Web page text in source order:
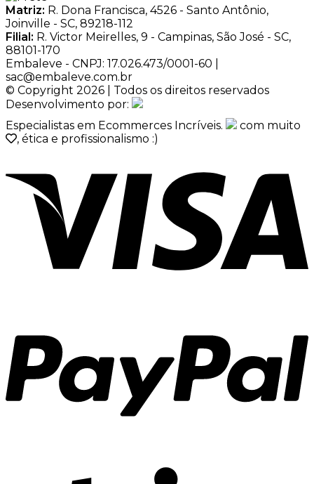
Matriz: R. Dona Francisca, 4526 - Santo Antônio,
Joinville - SC, 89218-112
Filial: R. Victor Meirelles, 9 - Campinas, São José - SC,
88101-170
Embaleve - CNPJ: 17.026.473/0001-60 |
sac@embaleve.com.br
© Copyright 2026 | Todos os direitos reservados
Desenvolvimento por:
Especialistas em Ecommerces Incríveis.
com muito
, ética e profissionalismo :)